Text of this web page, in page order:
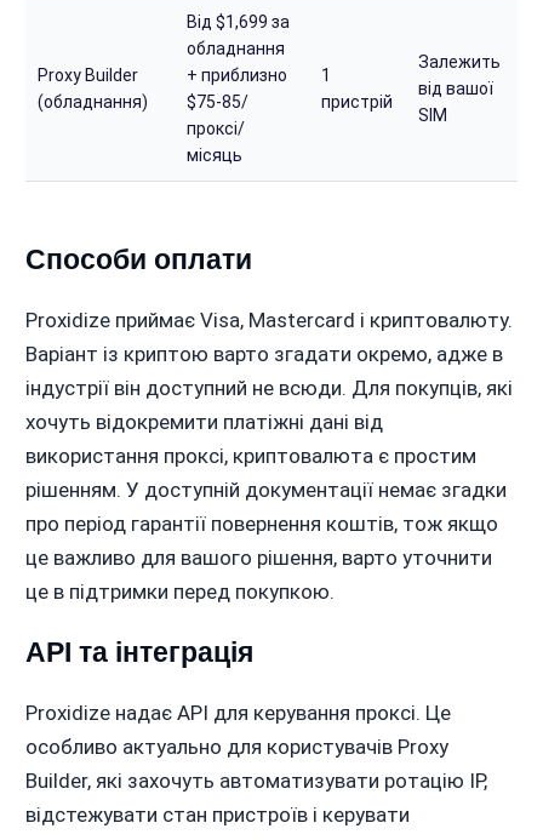
Proxy Builder
(обладнання)
Від $1,699 за
обладнання
+ приблизно
$75-85/
проксі/
місяць
1
пристрій
Залежить
від вашої
SIM
Способи оплати
Proxidize приймає Visa, Mastercard і криптовалюту.
Варіант із криптою варто згадати окремо, адже в
індустрії він доступний не всюди. Для покупців, які
хочуть відокремити платіжні дані від
використання проксі, криптовалюта є простим
рішенням. У доступній документації немає згадки
про період гарантії повернення коштів, тож якщо
це важливо для вашого рішення, варто уточнити
це в підтримки перед покупкою.
API та інтеграція
Proxidize надає API для керування проксі. Це
особливо актуально для користувачів Proxy
Builder, які захочуть автоматизувати ротацію IP,
відстежувати стан пристроїв і керувати